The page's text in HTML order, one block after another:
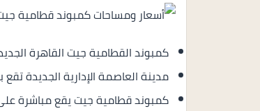
كمبوند القطامية جيت القاهرة
مدينة العاصمة الإدارية الجديدة
كمبوند قطامية جيت يقع مباشرة